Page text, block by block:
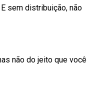
sem distribuição, não
não do jeito que você